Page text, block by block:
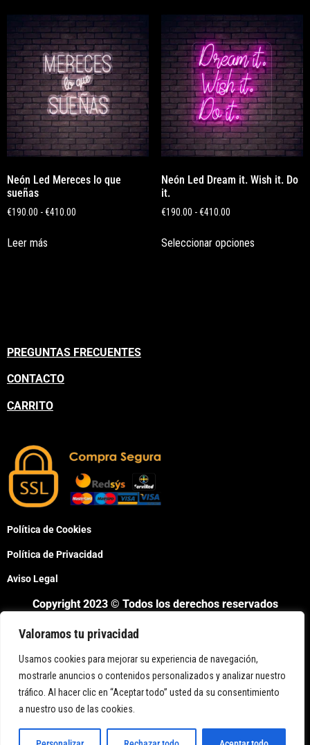
Valoramos tu privacidad
Usamos cookies para mejorar su experiencia de navegación,
mostrarle anuncios o contenidos personalizados y analizar nuestro
tráfico. Al hacer clic en “Aceptar todo” usted da su consentimiento
a nuestro uso de las cookies.
Neón Led Mereces lo que
sueñas
€190.00 -€410.00
Leer más
Neón Led Dream it. Wish it. Do
it.
€190.00 - €410.00
Seleccionar opciones
PREGUNTAS FRECUENTES
CONTACTO
CARRITO
Política de Cookies
Política de Privacidad
Aviso Legal
Copyright 2023 © Todos los derechos reservados
Bienvenido a Neon Led Spain,